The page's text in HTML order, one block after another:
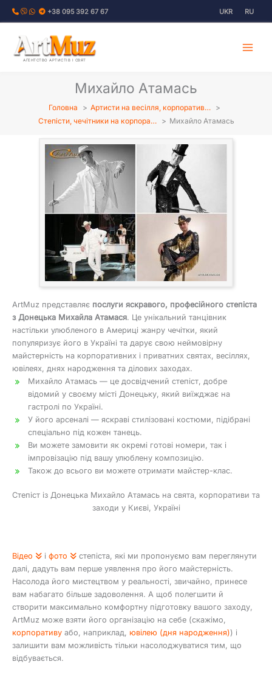
Перейти
+38 095 392 67 67 UKR RU
АГЕНТСТВО АРТИСТІВ І СВЯТ
Михайло Атамась
Головна
Артисти на весілля, корпоратив…
Степісти, чечітники на корпора…
Михайло Атамась
ArtMuz представляє послуги яскравого, професійного степіста
з Донецька Михайла Атамася. Це унікальний танцівник
настільки улюбленого в Америці жанру чечітки, який
популяризує його в Україні та дарує свою неймовірну
майстерність на корпоративних і приватних святах, весіллях,
ювілеях, днях народження та ділових заходах.
Михайло Атамась — це досвідчений степіст, добре
відомий у своєму місті Донецьку, який виїжджає на
гастролі по Україні.
У його арсеналі — яскраві стилізовані костюми, підібрані
спеціально під кожен танець.
Ви можете замовити як окремі готові номери, так і
імпровізацію під вашу улюблену композицію.
Також до всього ви можете отримати майстер-клас.
Степіст із Донецька Михайло Атамась на свята, корпоративи та
заходи у Києві, Україні
Відео і фото
степіста, які ми пропонуємо вам переглянути
далі, дадуть вам перше уявлення про його майстерність.
Насолода його мистецтвом у реальності, звичайно, принесе
вам набагато більше задоволення. А щоб полегшити й
створити максимально комфортну підготовку вашого заходу,
ArtMuz може взяти його організацію на себе (скажімо,
корпоративу або, наприклад, ювілею (дня народження)) і
залишити вам можливість тільки насолоджуватися тим, що
відбувається.